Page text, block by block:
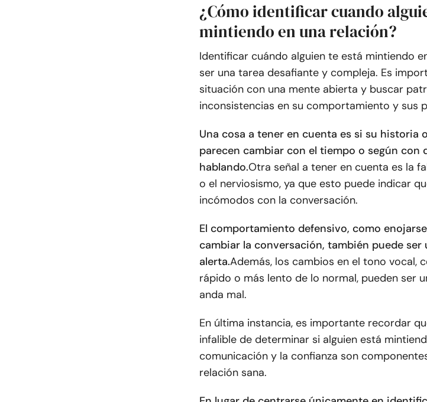
¿Cómo identificar cuando
mintiendo en una relación?
Identificar cuándo alguien te está mintiendo
ser una tarea desafiante y compleja. Es
situación con una mente abierta y buscar
inconsistencias en su comportamiento y sus
Una cosa a tener en cuenta es si su historia
parecen cambiar con el tiempo o según con
hablando.Otra señal a tener en cuenta es la
o el nerviosismo, ya que esto puede indicar
incómodos con la conversación.
El comportamiento defensivo, como
cambiar la conversación, también puede ser
alerta.Además, los cambios en el tono vocal,
rápido o más lento de lo normal, pueden ser
anda mal.
En última instancia, es importante recordar
infalible de determinar si alguien está
comunicación y la confianza son
relación sana.